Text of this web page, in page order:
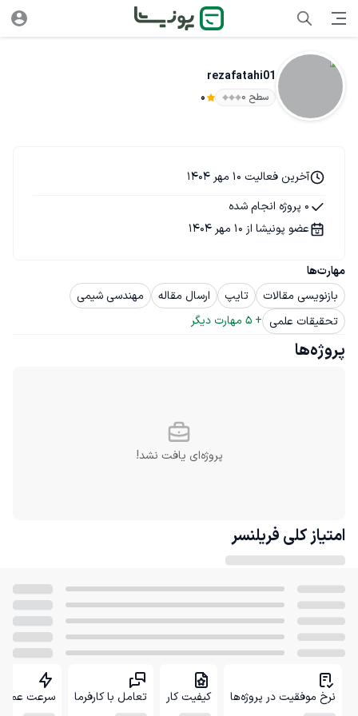
rezafatahi01
سطح ۰ 0
مهارت‌ها
بازنویسی مقالات
تایپ ارسال مقاله
مهندسی شیمی
تحقیقات علمی +
5 مهارت دیگر
آخرین فعالیت 10 مهر 1404
0 پروژه انجام شده
عضو پونیشا از 10 مهر 1404
پروژه‌ها
پروژه‌ای یافت نشد!
امتیاز کلی فریلنسر
نرخ موفقیت در پروژه‌ها کیفیت کار تعامل با کارفرما سرعت عمل